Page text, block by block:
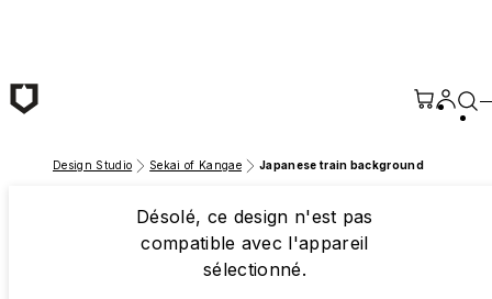
Design Studio Sekai of Kangae Japanese train background
Désolé, ce design n'est pas
compatible avec l'appareil
sélectionné.